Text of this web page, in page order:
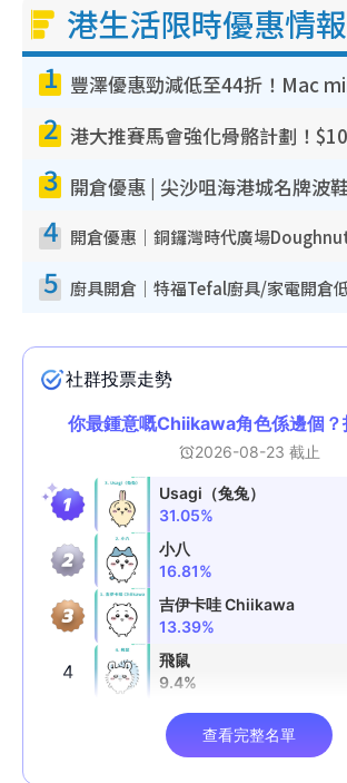
港生活限時優惠情報
1
2
3
4
5